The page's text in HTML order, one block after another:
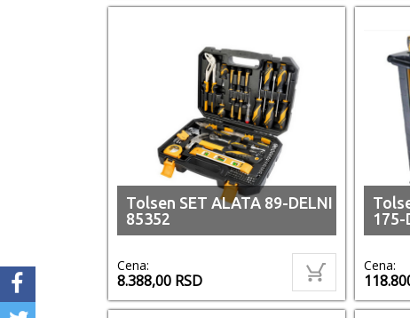
Tolsen SET ALATA 89-DELNI
85352
Cena:
8.388,00 RSD
175-
Cena: